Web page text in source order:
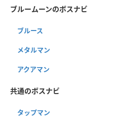
ブルームーンのボスナビ
ブルース
メタルマン
アクアマン
共通のボスナビ
タップマン